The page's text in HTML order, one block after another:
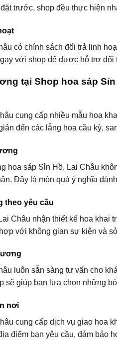
trước, shop đều thực hiện
có chính sách đổi trả linh
với shop để được hỗ trợ đổi
tại Shop hoa sáp
cung cấp nhiều mẫu hoa
đến các lẵng hoa cầu kỳ,
hoa sáp Sỉn Hồ, Lai Châu
Đây là món quà ý nghĩa
theo yêu cầu
Châu nhận thiết kế hoa khai
với không gian sự kiện và
luôn sẵn sàng tư vấn cho
sẽ giúp bạn lựa chọn những
nơi
cung cấp dịch vụ giao hoa
điểm bạn yêu cầu, đảm bảo